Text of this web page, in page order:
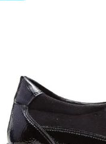
8 .
hitec
9.
slip-ins
10
botas dama